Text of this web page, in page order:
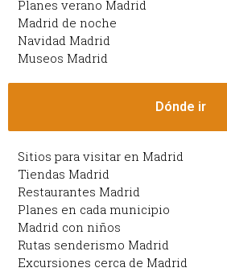
Planes verano Madrid
Madrid de noche
Navidad Madrid
Museos Madrid
Dónde ir
Sitios para visitar en Madrid
Tiendas Madrid
Restaurantes Madrid
Planes en cada municipio
Madrid con niños
Rutas senderismo Madrid
Excursiones cerca de Madrid